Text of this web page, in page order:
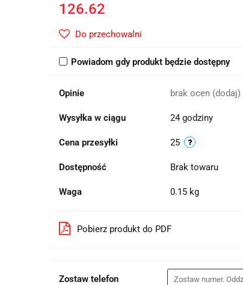
126.62
Do przechowalni
Powiadom gdy produkt będzie dostępny
Opinie brak ocen (dodaj)
Wysyłka w ciągu 24 godziny
Cena przesyłki 25
Dostępność Brak towaru
Waga 0.15 kg
Pobierz produkt do PDF
Zostaw telefon